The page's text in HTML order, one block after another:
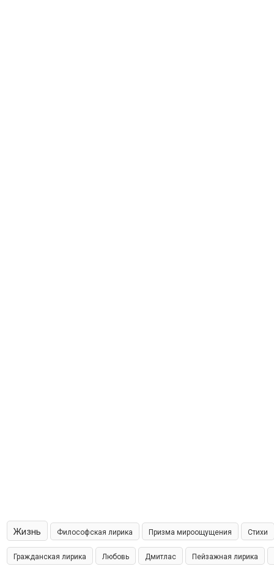
Жизнь Философская лирика Призма мироощущения Стихи
Гражданская лирика Любовь Дмитлас Пейзажная лирика